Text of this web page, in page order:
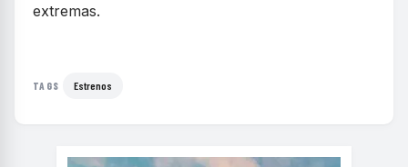
extremas.
TAGS Estrenos